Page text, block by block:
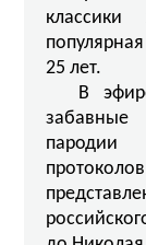
25 лет.
В
пародии